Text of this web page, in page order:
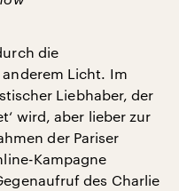
die
Licht. Im
Liebhaber, der
wird, aber lieber zur
der Pariser
Kampagne
des Charlie